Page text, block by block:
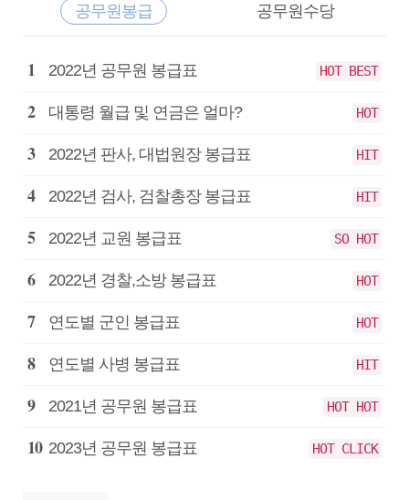
공무원봉급 공무원수당
공
원
급
2022년 공무원 봉급표 HOT BEST
대통령 월급 및 연금은 얼마? HOT
2022년 판사, 대법원장 봉급표 HIT
2022년 검사, 검찰총장 봉급표 HIT
2022년 교원 봉급표 SO HOT
2022년 경찰,소방 봉급표 HOT
연도별 군인 봉급표 HOT
연도별 사병 봉급표 HIT
2021년 공무원 봉급표 HOT HOT
2023년 공무원 봉급표 HOT CLICK